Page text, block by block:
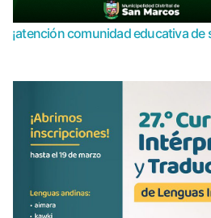
¡atención comunidad educativa de